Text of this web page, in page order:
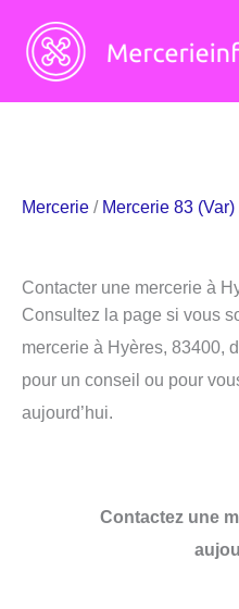
contenu
Mercerie / Mercerie 83 (Var)
Contacter une mercerie à
Consultez la page si vous
mercerie à Hyères, 83400,
pour un conseil ou pour
aujourd’hui.
Contactez une